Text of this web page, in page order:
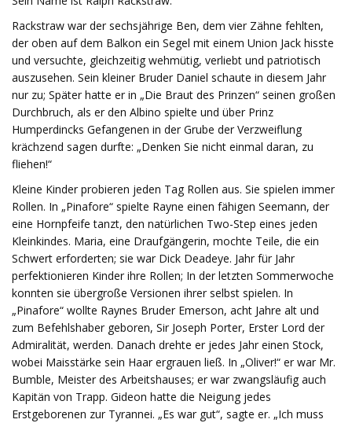
Rackstraw war der sechsjährige Ben, dem vier Zähne fehlten,
der oben auf dem Balkon ein Segel mit einem Union Jack hisste
und versuchte, gleichzeitig wehmütig, verliebt und patriotisch
auszusehen. Sein kleiner Bruder Daniel schaute in diesem Jahr
nur zu; Später hatte er in „Die Braut des Prinzen“ seinen großen
Durchbruch, als er den Albino spielte und über Prinz
Humperdincks Gefangenen in der Grube der Verzweiflung
krächzend sagen durfte: „Denken Sie nicht einmal daran, zu
fliehen!“
Kleine Kinder probieren jeden Tag Rollen aus. Sie spielen immer
Rollen. In „Pinafore“ spielte Rayne einen fähigen Seemann, der
eine Hornpfeife tanzt, den natürlichen Two-Step eines jeden
Kleinkindes. Maria, eine Draufgängerin, mochte Teile, die ein
Schwert erforderten; sie war Dick Deadeye. Jahr für Jahr
perfektionieren Kinder ihre Rollen; In der letzten Sommerwoche
konnten sie übergroße Versionen ihrer selbst spielen. In
„Pinafore“ wollte Raynes Bruder Emerson, acht Jahre alt und
zum Befehlshaber geboren, Sir Joseph Porter, Erster Lord der
Admiralität, werden. Danach drehte er jedes Jahr einen Stock,
wobei Maisstärke sein Haar ergrauen ließ. In „Oliver!“ er war Mr.
Bumble, Meister des Arbeitshauses; er war zwangsläufig auch
Kapitän von Trapp. Gideon hatte die Neigung jedes
Erstgeborenen zur Tyrannei. „Es war gut“, sagte er. „Ich muss